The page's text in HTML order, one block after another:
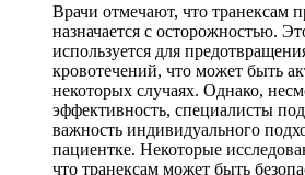
Врачи отмечают, что транексам
назначается с осторожностью.
используется для
кровотечений, что может быть
некоторых случаях. Однако,
эффективность, специалисты
важность индивидуального
пациентке. Некоторые
что транексам может быть